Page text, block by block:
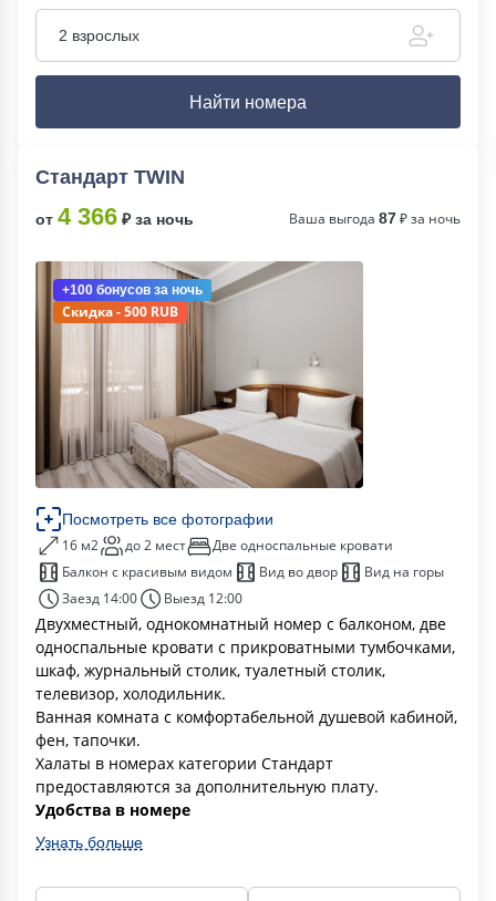
2 взрослых
Найти номера
Стандарт TWIN
от 4 366 ₽ за ночь Ваша выгода 87₽ за ночь
+100 бонусов за ночь
Скидка - 500 RUB
Посмотреть все фотографии
16 м2 до 2 мест
Две односпальные кровати
Балкон с красивым видом
Вид во двор
Вид на горы
Заезд 14:00
Выезд 12:00
Двухместный, однокомнатный номер c балконом, две
односпальные кровати с прикроватными тумбочками,
шкаф, журнальный столик, туалетный столик,
телевизор, холодильник.
Ванная комната с комфортабельной душевой кабиной,
фен, тапочки.
Халаты в номерах категории Стандарт
предоставляются за дополнительную плату.
Удобства в номере
Узнать больше